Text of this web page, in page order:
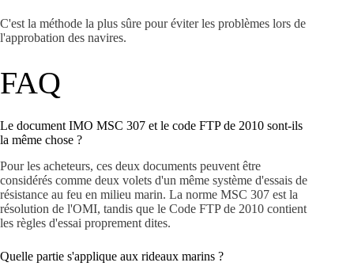
C'est la méthode la plus sûre pour éviter les problèmes lors de
l'approbation des navires.
FAQ
Le document IMO MSC 307 et le code FTP de 2010 sont-ils
la même chose ?
Pour les acheteurs, ces deux documents peuvent être
considérés comme deux volets d'un même système d'essais de
résistance au feu en milieu marin. La norme MSC 307 est la
résolution de l'OMI, tandis que le Code FTP de 2010 contient
les règles d'essai proprement dites.
Quelle partie s'applique aux rideaux marins ?